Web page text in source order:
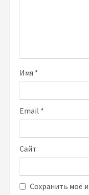
Имя *
Email *
Сайт
Сохранить моё